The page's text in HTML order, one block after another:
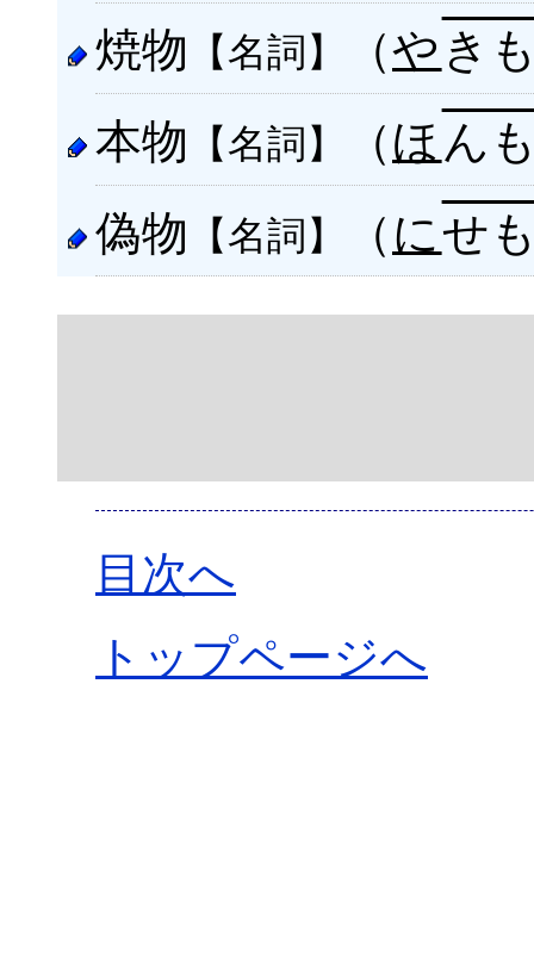
焼物 【名詞】 （や き
本物 【名詞】 （ほん
偽物 【名詞】 （にせ
目次へ
トップページへ